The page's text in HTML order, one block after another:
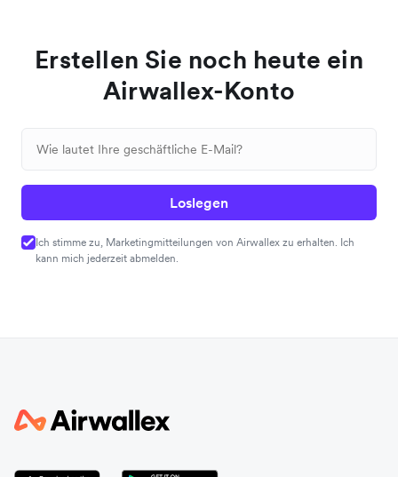
Erstellen Sie noch heute ein
Airwallex-Konto
Loslegen
Ich stimme zu, Marketingmitteilungen von Airwallex zu erhalten. Ich
kann mich jederzeit abmelden.